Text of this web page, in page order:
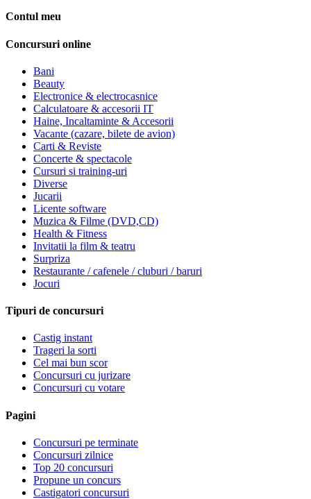
Contul meu
Concursuri online
Bani
Beauty
Electronice & electrocasnice
Calculatoare & accesorii IT
Haine, Incaltaminte & Accesorii
Vacante (cazare, bilete de avion)
Carti & Reviste
Concerte & spectacole
Cursuri si training-uri
Diverse
Jucarii
Licente software
Muzica & Filme (DVD,CD)
Health & Fitness
Invitatii la film & teatru
Surpriza
Restaurante / cafenele / cluburi / baruri
Jocuri
Tipuri de concursuri
Castig instant
Trageri la sorti
Cel mai bun scor
Concursuri cu jurizare
Concursuri cu votare
Pagini
Concursuri pe terminate
Concursuri zilnice
Top 20 concursuri
Propune un concurs
Castigatori concursuri